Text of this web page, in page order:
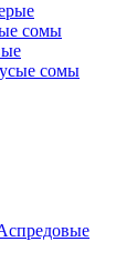
сомы
сомы